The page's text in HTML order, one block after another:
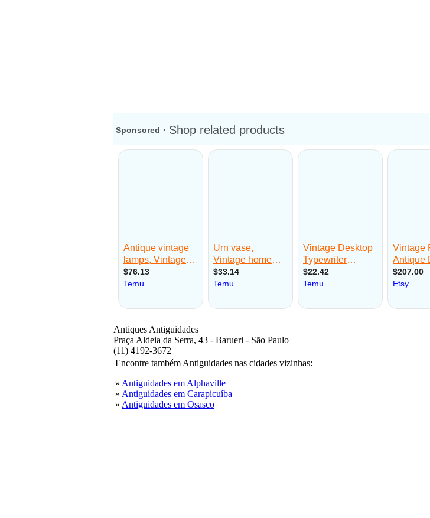
Antiques Antiguidades
Praça Aldeia da Serra, 43 - Barueri - São Paulo
(11) 4192-3672
Encontre também Antiguidades nas cidades vizinhas:
» Antiguidades em Alphaville
» Antiguidades em Carapicuíba
» Antiguidades em Osasco